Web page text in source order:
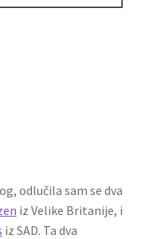
odlučila sam se dva
iz Velike Britanije, i
iz SAD. Ta dva